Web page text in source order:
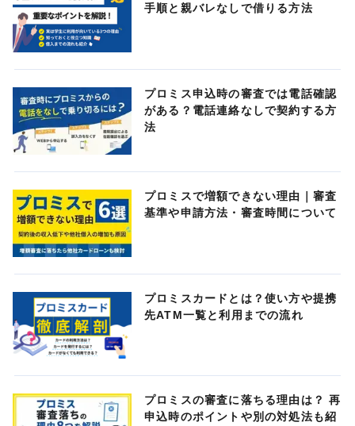
手順と親バレなしで借りる方法
プロミス申込時の審査では電話確認
がある？電話連絡なしで契約する方
法
プロミスで増額できない理由｜審査
基準や申請方法・審査時間について
プロミスカードとは？使い方や提携
先ATM一覧と利用までの流れ
プロミスの審査に落ちる理由は？ 再
申込時のポイントや別の対処法も紹